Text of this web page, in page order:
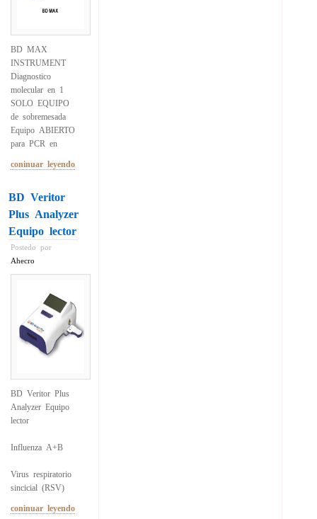
BD MAX
INSTRUMENT
Diagnostico
molecular en 1
SOLO EQUIPO
de sobremesada
Equipo ABIERTO
para PCR en
coninuar leyendo
BD Veritor
Plus Analyzer
Equipo lector
Postedo por
Ahecro
BD Veritor Plus
Analyzer Equipo
lector
Influenza A+B
Virus respiratorio
sincicial (RSV)
coninuar leyendo